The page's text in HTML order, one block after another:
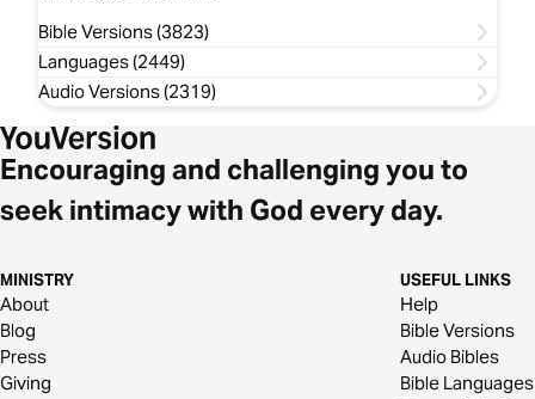
Bible Versions (3823)
Languages (2449)
Audio Versions (2319)
Encouraging and challenging you to
seek intimacy with God every day.
MINISTRY
About
Blog
Press
Giving
USEFUL LINKS
Help
Bible Versions
Audio Bibles
Bible Languages